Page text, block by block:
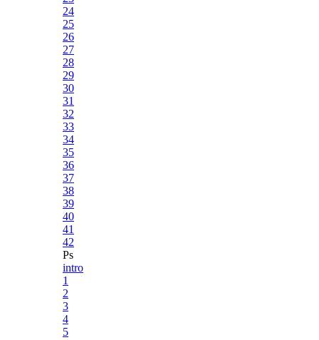
24
25
26
27
28
29
30
31
32
33
34
35
36
37
38
39
40
41
42
Ps
intro
1
2
3
4
5